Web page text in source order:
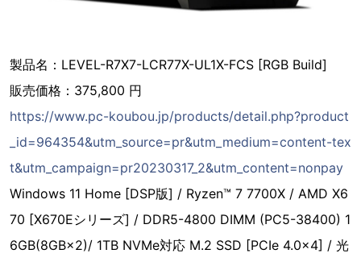
製品名：LEVEL-R7X7-LCR77X-UL1X-FCS [RGB Build]
販売価格：375,800 円
https://www.pc-koubou.jp/products/detail.php?product
_id=964354&utm_source=pr&utm_medium=content-tex
t&utm_campaign=pr20230317_2&utm_content=nonpay
Windows 11 Home [DSP版] / Ryzen™ 7 7700X / AMD X6
70 [X670Eシリーズ] / DDR5-4800 DIMM (PC5-38400) 1
6GB(8GB×2)/ 1TB NVMe対応 M.2 SSD [PCIe 4.0×4] / 光